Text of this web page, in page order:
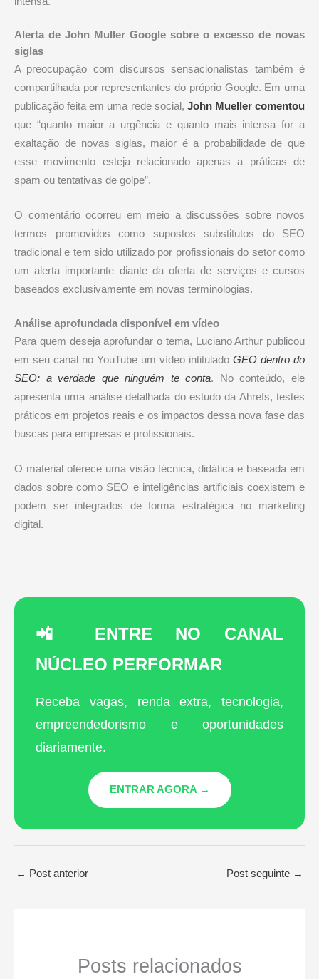
Alerta de John Muller Google sobre o excesso de novas
siglas
A preocupação com discursos sensacionalistas também é
compartilhada por representantes do próprio Google. Em uma
publicação feita em uma rede social, John Mueller comentou
que “quanto maior a urgência e quanto mais intensa for a
exaltação de novas siglas, maior é a probabilidade de que
esse movimento esteja relacionado apenas a práticas de
spam ou tentativas de golpe”.
O comentário ocorreu em meio a discussões sobre novos
termos promovidos como supostos substitutos do SEO
tradicional e tem sido utilizado por profissionais do setor como
um alerta importante diante da oferta de serviços e cursos
baseados exclusivamente em novas terminologias.
Análise aprofundada disponível em vídeo
Para quem deseja aprofundar o tema, Luciano Arthur publicou
em seu canal no YouTube um vídeo intitulado GEO dentro do
SEO: a verdade que ninguém te conta. No conteúdo, ele
apresenta uma análise detalhada do estudo da Ahrefs, testes
práticos em projetos reais e os impactos dessa nova fase das
buscas para empresas e profissionais.
O material oferece uma visão técnica, didática e baseada em
dados sobre como SEO e inteligências artificiais coexistem e
podem ser integrados de forma estratégica no marketing
digital.
📲 ENTRE NO CANAL
NÚCLEO PERFORMAR
Receba vagas, renda extra, tecnologia,
empreendedorismo e oportunidades
diariamente.
ENTRAR AGORA →
← Post anterior Post seguinte →
Posts relacionados